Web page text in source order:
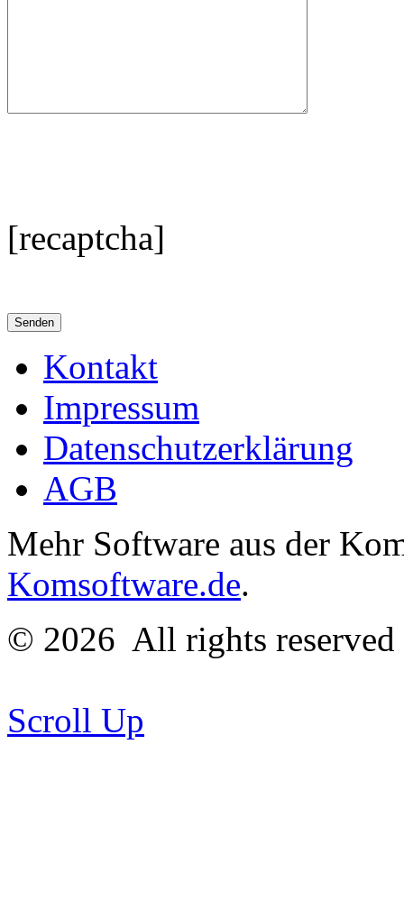
[recaptcha]
Kontakt
Impressum
Datenschutzerklärung
AGB
Mehr Software aus der
Komsoftware.de.
© 2026 All rights
Scroll Up